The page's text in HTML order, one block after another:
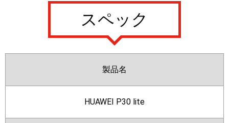
スペック
製品名
HUAWEI P30 lite